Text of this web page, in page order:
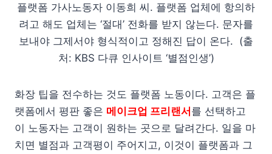
플랫폼 가사노동자 이동희 씨. 플랫폼 업체에 항의하
려고 해도 업체는 ‘절대’ 전화를 받지 않는다. 문자를
보내야 그제서야 형식적이고 정해진 답이 온다. (출
처: KBS 다큐 인사이트 ‘별점인생’)
화장 팁을 전수하는 것도 플랫폼 노동이다. 고객은 플
랫폼에서 평판 좋은 메이크업 프리랜서를 선택하고
이 노동자는 고객이 원하는 곳으로 달려간다. 일을 마
치면 별점과 고객평이 주어지고, 이것이 플랫폼과 그